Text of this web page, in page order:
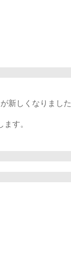
新しくなりました
す。